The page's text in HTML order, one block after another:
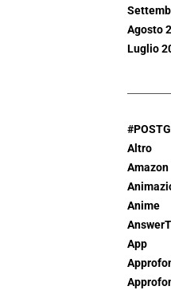
Agosto
Luglio
Altro
Anime
App